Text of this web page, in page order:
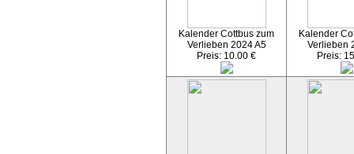
Kalender Cottbus zum
Verlieben 2024 A5
Preis: 10.00 €
Kalender
Verlieben
Preis: